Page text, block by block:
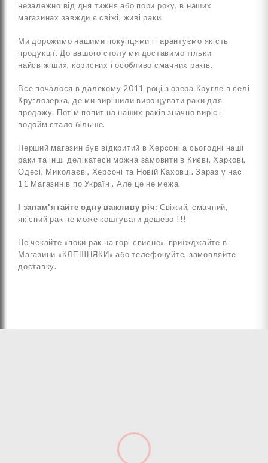
незалежно від дня тижня або пори року, в наших
магазинах завжди є свіжі, живі раки.
Ми дорожимо нашими покупцями і гарантуємо якість
продукції. До вашого столу ми доставимо тільки
найсвіжіших, корисних і особливо смачних раків.
Все почалося в далекому 2011 році з озера Кругле в селі
Круглозерка, де ми вирішили вирощувати раки для
продажу. Потім попит на наших раків значно виріс і
водойм стало більше.
Перший магазин був відкритий в Херсоні а сьогодні наші
раки та інші делікатеси можна замовити в Києві, Харкові,
Одесі, Миколаєві, Херсоні та Новій Каховці. Зараз у нас
11 Магазинів по Україні. Але це не межа.
І запам'ятайте одну важливу річ: Свіжий, смачний,
якісний рак не може коштувати дешево !!!
Не чекайте «поки рак на горі свисне». приїжджайте в
Магазини «КЛЕШНЯКИ» або телефонуйте, замовляйте
доставку.